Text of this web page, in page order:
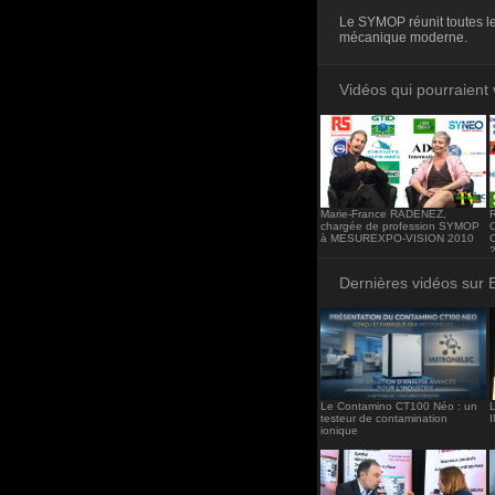
Le SYMOP réunit toutes
mécanique moderne.
Vidéos qui pourraient
Marie-France RADENEZ,
chargée de profession SYMOP
à MESUREXPO-VISION 2010
Dernières vidéos sur
Le Contamino CT100 Néo : un
testeur de contamination
ionique